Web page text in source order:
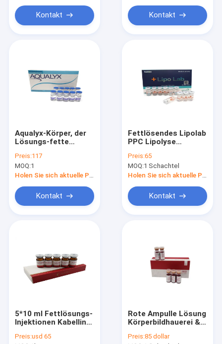
Über uns
Fabrik-Ausflug
Kontakt Kontakt
Aqualyx-Körper, der
Lösungs-fette
8ml für schnellen
fetten Brand
abnimmt
Preis:117
MOQ:1
Holen Sie sich aktuelle Preis
Kontakt
Fettlösendes Lipolab
PPC Lipolyse
ml
Preis:65
MOQ:1 Schachtel
Holen Sie sich aktuelle Preis
Kontakt
5*10 ml Fettlösungs-
Injektionen Kabelline
zur Abnehmung
Preis:usd 65
Rote Ampulle Lösung
Körperbildhauerei &
Lipolytische
Preis:85 dollar